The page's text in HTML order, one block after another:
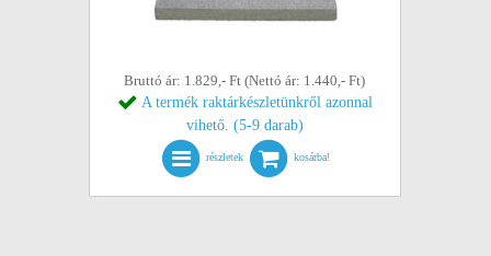
Bruttó ár: 1.829,- Ft (Nettó ár: 1.440,- Ft)
A termék raktárkészletünkről azonnal
vihető. (5-9 darab)
részletek kosárba!